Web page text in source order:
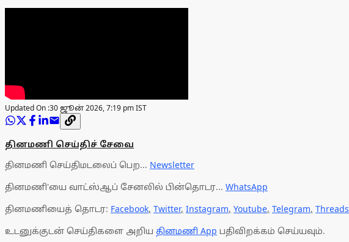
Updated On :30 ஜூன் 2026, 7:19 pm IST
தினமணி செய்திச் சேவை
தினமணி செய்திமடலைப் பெற... Newsletter
தினமணி'யை வாட்ஸ்ஆப் சேனலில் பின்தொடர... WhatsApp
தினமணியைத் தொடர: Facebook, Twitter, Instagram, Youtube, Telegram, Threads
உடனுக்குடன் செய்திகளை அறிய தினமணி App பதிவிறக்கம் செய்யவும்.